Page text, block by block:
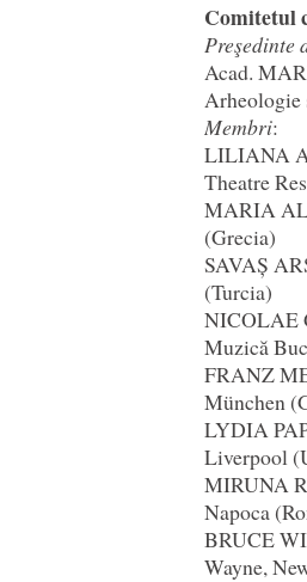
Comitetul
Preşedinte
Acad.
Arheologie
Membri:
LILIANA
Theatre
MARIA
(Grecia)
SAVAȘ
(Turcia)
NICOLAE
Muzică
FRANZ
München
LYDIA
Liverpool
MIRUNA
Napoca
BRUCE
Wayne,